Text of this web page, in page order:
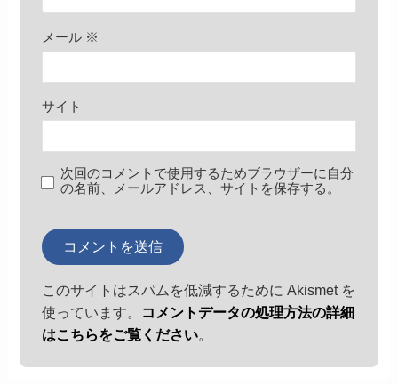
メール ※
サイト
次回のコメントで使用するためブラウザーに自分
の名前、メールアドレス、サイトを保存する。
このサイトはスパムを低減するために Akismet を
使っています。
コメントデータの処理方法の詳細
はこちらをご覧ください。